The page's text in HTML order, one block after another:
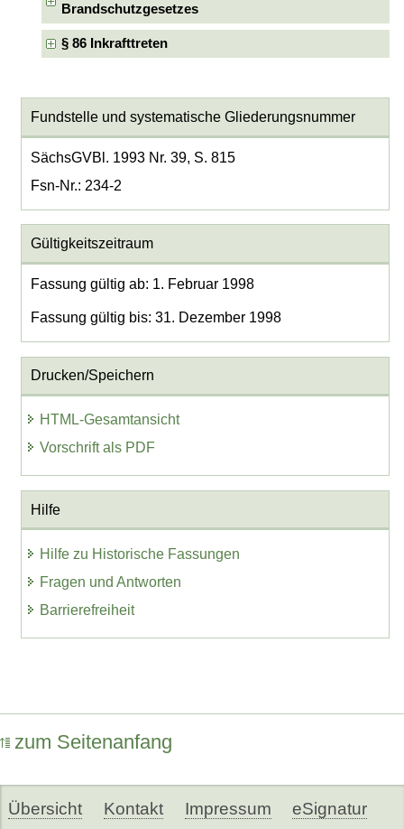
Brandschutzgesetzes
§ 86 Inkrafttreten
Fundstelle und systematische Gliederungsnummer
SächsGVBl. 1993 Nr. 39, S. 815
Fsn-Nr.: 234-2
Gültigkeitszeitraum
Fassung gültig ab: 1. Februar 1998
Fassung gültig bis: 31. Dezember 1998
Drucken/Speichern
HTML-Gesamtansicht
Vorschrift als PDF
Hilfe
Hilfe zu Historische Fassungen
Fragen und Antworten
Barrierefreiheit
zum Seitenanfang
Übersicht Kontakt Impressum eSignatur